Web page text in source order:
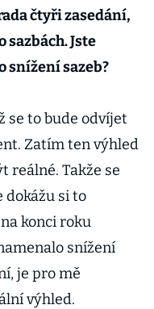
čtyři zasedání,
sazbách. Jste
snížení sazeb?
se to bude odvíjet
Zatím ten výhled
reálné. Takže se
dokážu si to
konci roku
snížení
je pro mě
výhled.